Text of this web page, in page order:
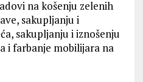
na košenju zelenih
sakupljanju i
sakupljanju i iznošenju
i farbanje mobilijara na